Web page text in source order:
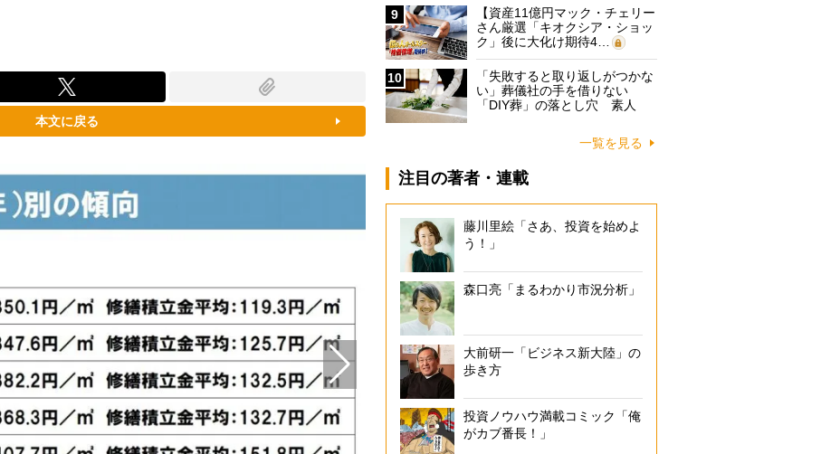
本文に戻る
9
【資産11億円マック・チェリー
さん厳選「キオクシア・ショッ
ク」後に大化け期待4…
10
「失敗すると取り返しがつかな
い」葬儀社の手を借りない
「DIY葬」の落とし穴 素人
一覧を見る
注目の著者・連載
藤川里絵「さあ、投資を始めよ
う！」
森口亮「まるわかり市況分析」
大前研一「ビジネス新大陸」の
歩き方
投資ノウハウ満載コミック「俺
がカブ番長！」